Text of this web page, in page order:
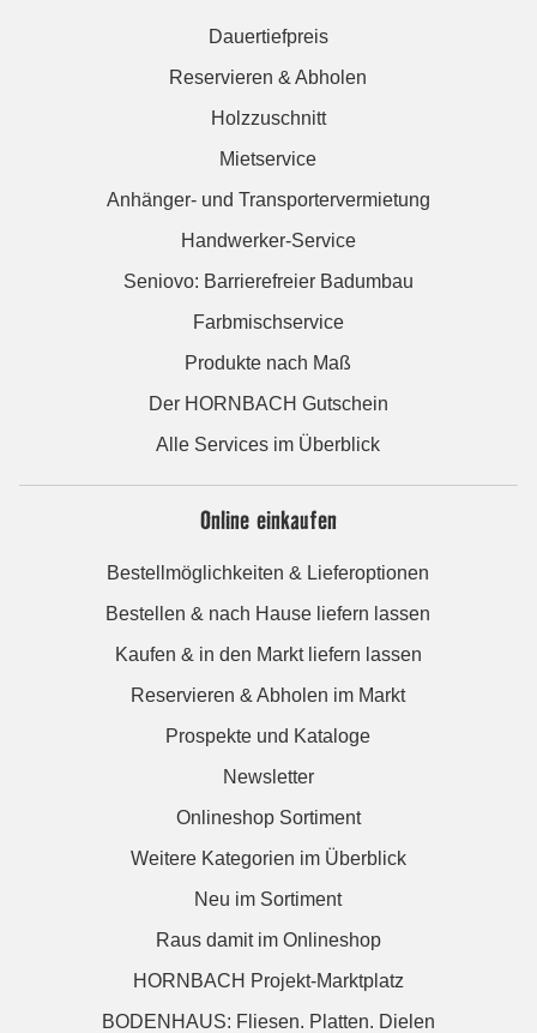
Dauertiefpreis
Reservieren & Abholen
Holzzuschnitt
Mietservice
Anhänger- und Transportervermietung
Handwerker-Service
Seniovo: Barrierefreier Badumbau
Farbmischservice
Produkte nach Maß
Der HORNBACH Gutschein
Alle Services im Überblick
Online einkaufen
Bestellmöglichkeiten & Lieferoptionen
Bestellen & nach Hause liefern lassen
Kaufen & in den Markt liefern lassen
Reservieren & Abholen im Markt
Prospekte und Kataloge
Newsletter
Onlineshop Sortiment
Weitere Kategorien im Überblick
Neu im Sortiment
Raus damit im Onlineshop
HORNBACH Projekt-Marktplatz
BODENHAUS: Fliesen. Platten. Dielen